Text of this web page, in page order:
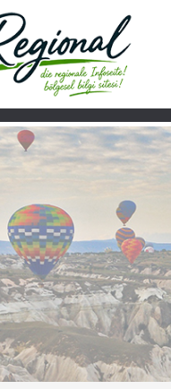
Über uns Video
sanfte
in der